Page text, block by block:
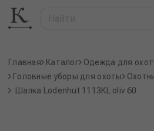
Главная Каталог Одежда для
Головные уборы для охоты
Шапка Lodenhut 1113KL oliv 60